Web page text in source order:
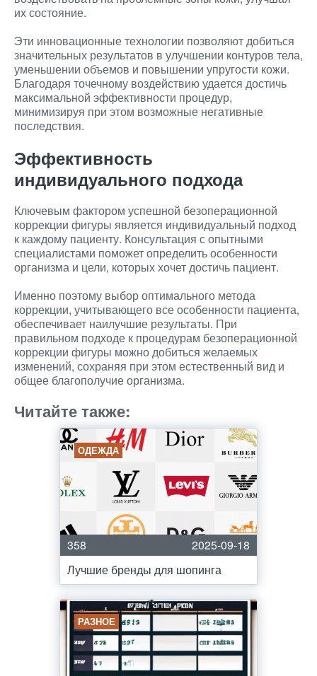
их состояние.
Эти инновационные технологии позволяют добиться
значительных результатов в улучшении контуров тела,
уменьшении объемов и повышении упругости кожи.
Благодаря точечному воздействию удается достичь
максимальной эффективности процедур,
минимизируя при этом возможные негативные
последствия.
Эффективность
индивидуального подхода
Ключевым фактором успешной безоперационной
коррекции фигуры является индивидуальный подход
к каждому пациенту. Консультация с опытными
специалистами поможет определить особенности
организма и цели, которых хочет достичь пациент.
Именно поэтому выбор оптимального метода
коррекции, учитывающего все особенности пациента,
обеспечивает наилучшие результаты. При
правильном подходе к процедурам безоперационной
коррекции фигуры можно добиться желаемых
изменений, сохраняя при этом естественный вид и
общее благополучие организма.
Читайте также:
ОДЕЖДА
358
2025-09-18
Лучшие бренды для шопинга
РАЗНОЕ